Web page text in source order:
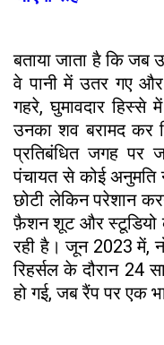
बताया जाता है कि जब
वे पानी में उतर गए
गहरे, घुमावदार हिस्से
उनका शव बरामद कर
प्रतिबंधित जगह पर
पंचायत से कोई अनुमति
छोटी लेकिन परेशान
फ़ैशन शूट और स्टूडियो के
रही है। जून 2023 में,
रिहर्सल के दौरान 24
हो गई, जब रैंप पर एक